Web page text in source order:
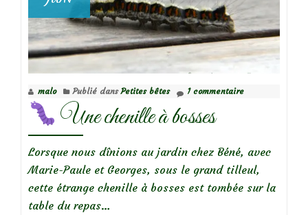
malo Publié dansPetites bêtes 1 commentaire
Une chenille à bosses
Lorsque nous dînions au jardin chez Béné, avec
Marie-Paule et Georges, sous le grand tilleul,
cette étrange chenille à bosses est tombée sur la
table du repas…